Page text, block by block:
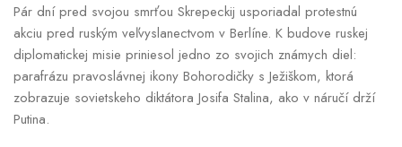
Pár dní pred svojou smrťou Skrepeckij usporiadal protestnú
akciu pred ruským veľvyslanectvom v Berlíne. K budove ruskej
diplomatickej misie priniesol jedno zo svojich známych diel:
parafrázu pravoslávnej ikony Bohorodičky s Ježiškom, ktorá
zobrazuje sovietskeho diktátora Josifa Stalina, ako v náručí drží
Putina.